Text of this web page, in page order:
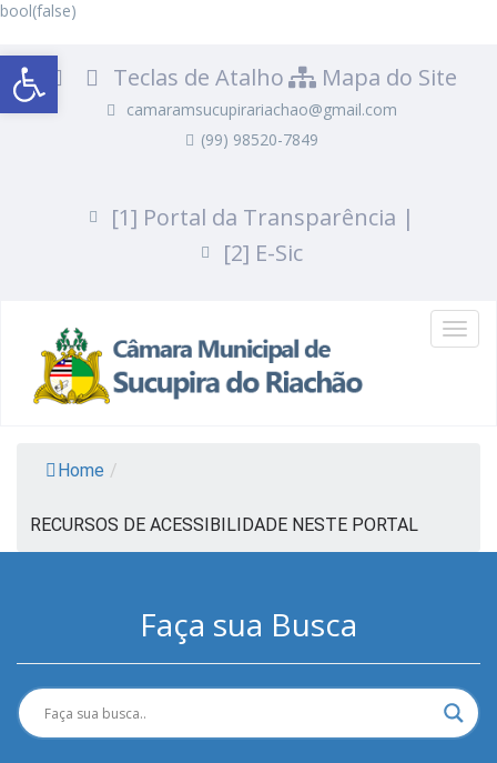
bool(false)
Teclas de Atalho Mapa do Site
camaramsucupirariachao@gmail.com
(99) 98520-7849
Portal da Transparência |
E-Sic
Home /
RECURSOS DE ACESSIBILIDADE NESTE PORTAL
Faça sua Busca
Abrir a barra de ferramentas